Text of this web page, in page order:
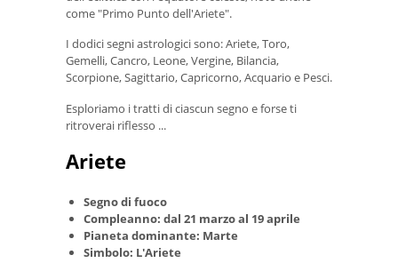
come "Primo Punto dell'Ariete".
I dodici segni astrologici sono: Ariete, Toro,
Gemelli, Cancro, Leone, Vergine, Bilancia,
Scorpione, Sagittario, Capricorno, Acquario e Pesci.
Esploriamo i tratti di ciascun segno e forse ti
ritroverai riflesso ...
Ariete
Segno di fuoco
Compleanno: dal 21 marzo al 19 aprile
Pianeta dominante: Marte
Simbolo: L'Ariete